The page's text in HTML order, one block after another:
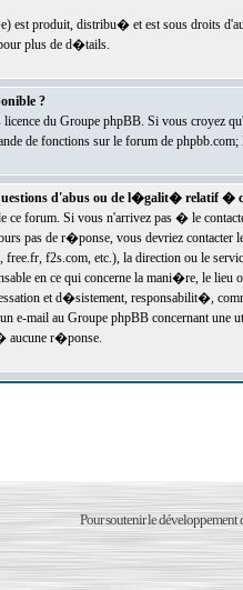
est produit, distribu� et est sous droits
plus de d�tails.
?
du Groupe phpBB. Si vous croyez
de fonctions sur le forum de
d'abus ou de l�galit� relatif �
ce forum. Si vous n'arrivez pas � le
pas de r�ponse, vous devriez
f2s.com, etc.), la direction ou le
en ce qui concerne la mani�re, le
et d�sistement, responsabilit�,
e-mail au Groupe phpBB concernant une
aucune r�ponse.
Pour soutenir le développement